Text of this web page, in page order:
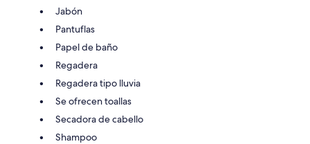
Jabón
Pantuflas
Papel de baño
Regadera
Regadera tipo lluvia
Se ofrecen toallas
Secadora de cabello
Shampoo